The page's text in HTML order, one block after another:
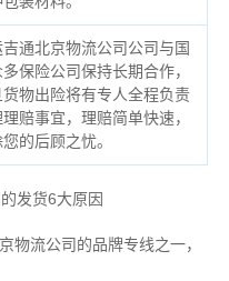
通北京物流公司公司与国
保险公司保持长期合作，
货物出险将有专人全程负责
赔事宜，理赔简单快速，
的后顾之忧。
发货6大原因
物流公司的品牌专线之一，